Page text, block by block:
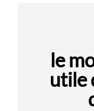
le
utile